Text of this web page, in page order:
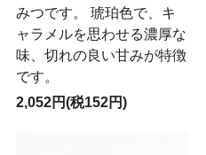
みつです。 琥珀色で、キ
ャラメルを思わせる濃厚な
味、切れの良い甘みが特徴
です。
2,052円(税152円)